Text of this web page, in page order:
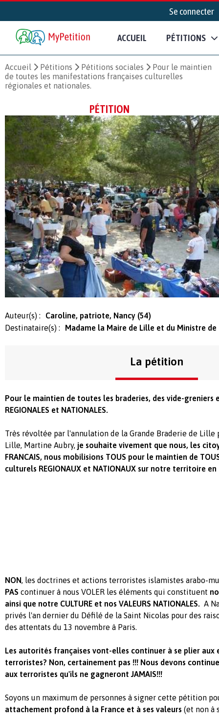
Se connecter
ACCUEIL PÉTITIONS
Accueil Pétitions Pétitions sociales
Pour le maintien
de toutes les manifestations françaises culturelles
régionales et nationales.
PÉTITION
Auteur(s) :
Caroline, patriote, Nancy (54)
Destinataire(s) :
Madame la Maire de Lille et du Ministre
La pétition
Pour le maintien de toutes les braderies, des vide-greniers
REGIONALES et NATIONALES.
Très révoltée par l'annulation de la Grande Braderie de Lille
Lille, Martine Aubry, je souhaite vivement que nous, les
FRANCAIS, nous mobilisions TOUS pour le maintien de
culturels REGIONAUX et NATIONAUX sur notre territoire
NON, les doctrines et actions terroristes islamistes arabo-
PAS continuer à nous VOLER les éléments qui constituent
ainsi que notre CULTURE et nos VALEURS NATIONALES. A
privés l'an dernier du Défilé de la Saint Nicolas pour des
des attentats du 13 novembre à Paris.
Les autorités françaises vont-elles continuer à se plier aux
terroristes? Non, certainement pas !!! Nous devons
aux terroristes qu'ils ne gagneront JAMAIS!!!
Soyons un maximum de personnes à signer cette pétition
attachement profond à la France et à ses valeurs (et non à